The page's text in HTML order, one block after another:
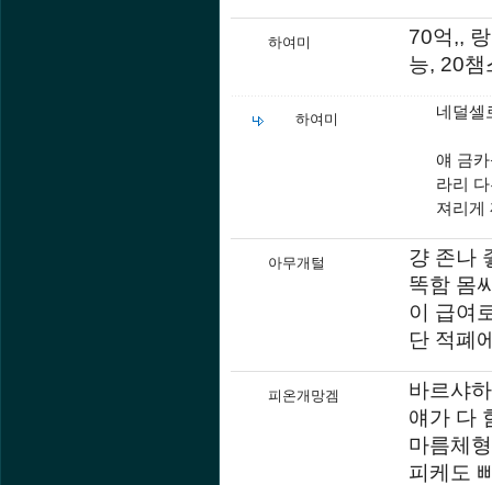
하여미
70억,,
능, 20챔
하여미 네덜셀
얘 금
라리
져리게
아무개털
걍 존나
똑함 몸
이 급여
단 적폐
피온개망겜
바르샤
얘가 다
마름체
피케도